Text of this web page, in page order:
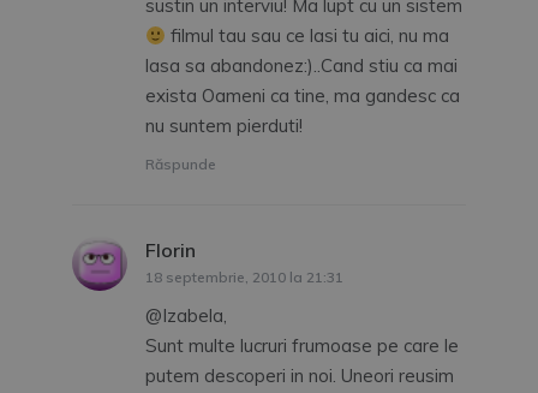
sustin un interviu! Ma lupt cu un sistem
filmul tau sau ce lasi tu aici, nu ma
lasa sa abandonez:)..Cand stiu ca mai
exista Oameni ca tine, ma gandesc ca
nu suntem pierduti!
Răspunde
Florin
18 septembrie, 2010 la 21:31
@Izabela,
Sunt multe lucruri frumoase pe care le
putem descoperi in noi. Uneori reusim